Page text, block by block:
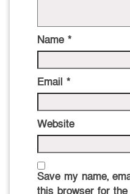
Name *
Email *
Website
Save my name,